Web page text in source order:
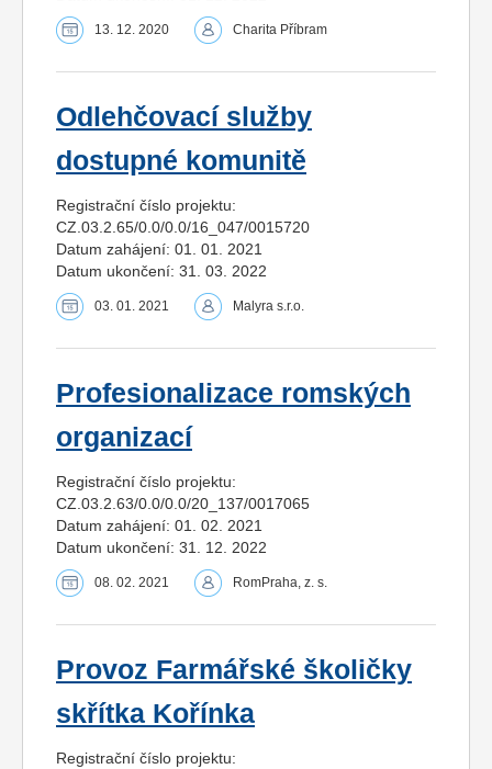
13. 12. 2020 Charita Příbram
Odlehčovací služby
dostupné komunitě
Registrační číslo projektu:
CZ.03.2.65/0.0/0.0/16_047/0015720
Datum zahájení: 01. 01. 2021
Datum ukončení: 31. 03. 2022
03. 01. 2021 Malyra s.r.o.
Profesionalizace romských
organizací
Registrační číslo projektu:
CZ.03.2.63/0.0/0.0/20_137/0017065
Datum zahájení: 01. 02. 2021
Datum ukončení: 31. 12. 2022
08. 02. 2021 RomPraha, z. s.
Provoz Farmářské školičky
skřítka Kořínka
Registrační číslo projektu: